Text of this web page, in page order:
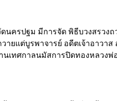
ครปฐม มีการจัด พิธีบวงสรวงถ
ยแต่บูรพาจารย์ อดีตเจ้าอาวาส
เทศกาลนมัสการปิดทองหลวงพ่